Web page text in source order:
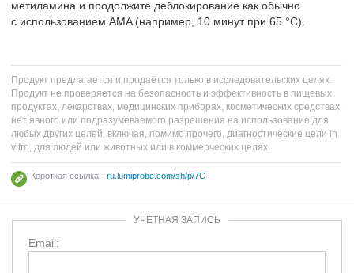
метиламина и продолжите деблокирование как обычно
с использованием AMA (например, 10 минут при 65 °С).
Продукт предлагается и продаётся только в исследовательских целях.
Продукт не проверяется на безопасность и эффективность в пищевых
продуктах, лекарствах, медицинских приборах, косметических средствах,
нет явного или подразумеваемого разрешения на использование для
любых других целей, включая, помимо прочего, диагностические цели in
vitro, для людей или животных или в коммерческих целях.
Короткая ссылка - ru.lumiprobe.com/sh/p/7C
УЧЕТНАЯ ЗАПИСЬ
Email: